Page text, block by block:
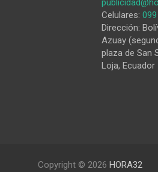
Celulares:
Dirección:
Azuay
plaza de San
Loja, Ecuador
Copyright © 2026 HORA32